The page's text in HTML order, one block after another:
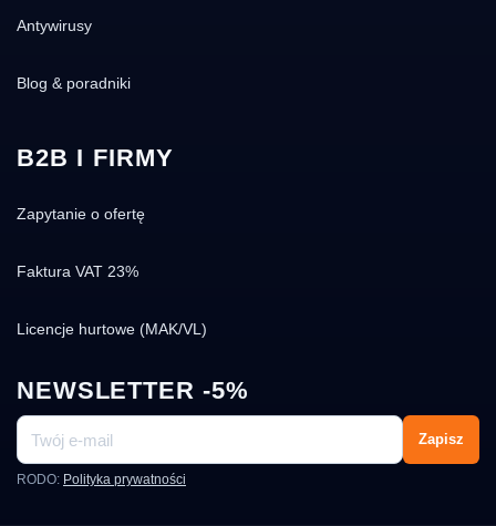
Antywirusy
Blog & poradniki
B2B I FIRMY
Zapytanie o ofertę
Faktura VAT 23%
Licencje hurtowe (MAK/VL)
NEWSLETTER -5%
Zapisz
RODO: Polityka prywatności